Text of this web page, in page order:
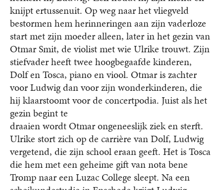
knijpt ertussenuit. Op weg naar het vliegveld
bestormen hem herinneringen aan zijn vaderloze
start met zijn moeder alleen, later in het gezin van
Otmar Smit, de violist met wie Ulrike trouwt. Zijn
stiefvader heeft twee hoogbegaafde kinderen,
Dolf en Tosca, piano en viool. Otmar is zachter
voor Ludwig dan voor zijn wonderkinderen, die
hij klaarstoomt voor de concertpodia. Juist als het
gezin begint te
draaien wordt Otmar ongeneeslijk ziek en sterft.
Ulrike stort zich op de carrière van Dolf, Ludwig
vergetend, die zijn school eraan geeft. Het is Tosca
die hem met een geheime gift van nota bene
Tromp naar een Luzac College sleept. Na een